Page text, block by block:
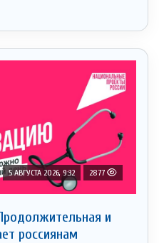
5 АВГУСТА 2026, 9:32 2877
и
россиянам